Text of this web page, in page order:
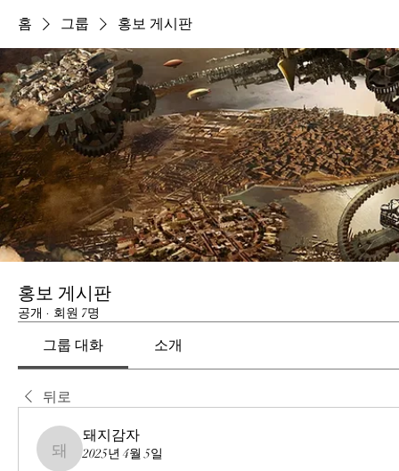
홈 그룹 홍보 게시판
홍보 게시판
공개 · 회원 7명
그룹 대화 소개
뒤로
돼지감자
돼지감자
2025년 4월 5일